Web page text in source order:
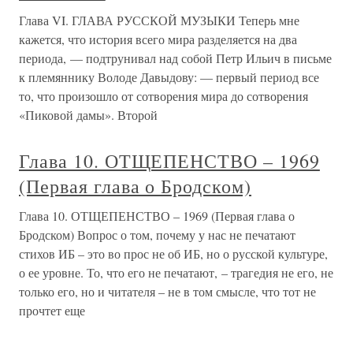
Глава VI. ГЛАВА РУССКОЙ МУЗЫКИ Теперь мне
кажется, что история всего мира разделяется на два
периода, — подтрунивал над собой Петр Ильич в письме
к племяннику Володе Давыдову: — первый период все
то, что произошло от сотворения мира до сотворения
«Пиковой дамы». Второй
Глава 10. ОТЩЕПЕНСТВО – 1969
(Первая глава о Бродском)
Глава 10. ОТЩЕПЕНСТВО – 1969 (Первая глава о
Бродском) Вопрос о том, почему у нас не печатают
стихов ИБ – это во прос не об ИБ, но о русской культуре,
о ее уровне. То, что его не печатают, – трагедия не его, не
только его, но и читателя – не в том смысле, что тот не
прочтет еще